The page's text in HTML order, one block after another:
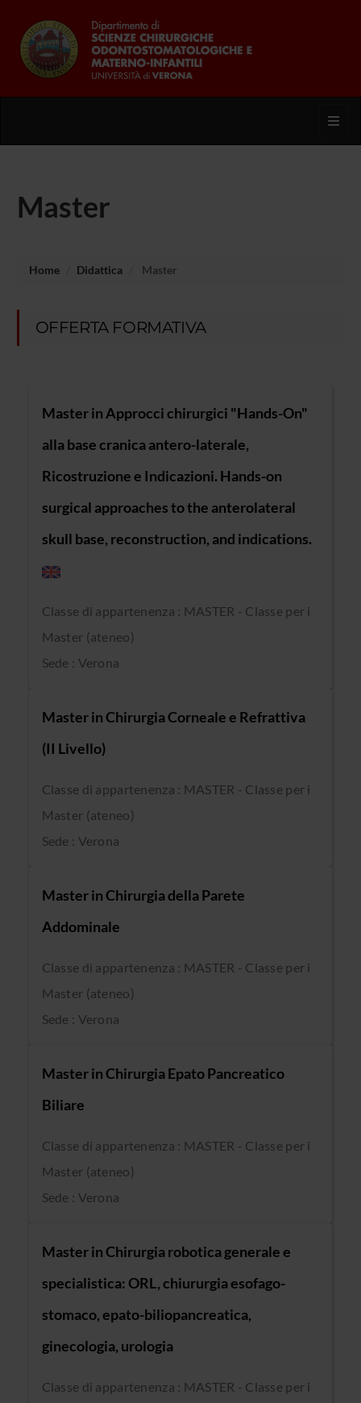
Master
Home Didattica Master
OFFERTA FORMATIVA
Master in Approcci chirurgici "Hands-On"
alla base cranica antero-laterale,
Ricostruzione e Indicazioni. Hands-on
surgical approaches to the anterolateral
skull base, reconstruction, and indications.
Classe di appartenenza : MASTER - Classe per i
Master (ateneo)
Sede : Verona
Master in Chirurgia Corneale e Refrattiva
(II Livello)
Classe di appartenenza : MASTER - Classe per i
Master (ateneo)
Sede : Verona
Master in Chirurgia della Parete
Addominale
Classe di appartenenza : MASTER - Classe per i
Master (ateneo)
Sede : Verona
Master in Chirurgia Epato Pancreatico
Biliare
Classe di appartenenza : MASTER - Classe per i
Master (ateneo)
Sede : Verona
Master in Chirurgia robotica generale e
specialistica: ORL, chiururgia esofago-
stomaco, epato-biliopancreatica,
ginecologia, urologia
Classe di appartenenza : MASTER - Classe per i